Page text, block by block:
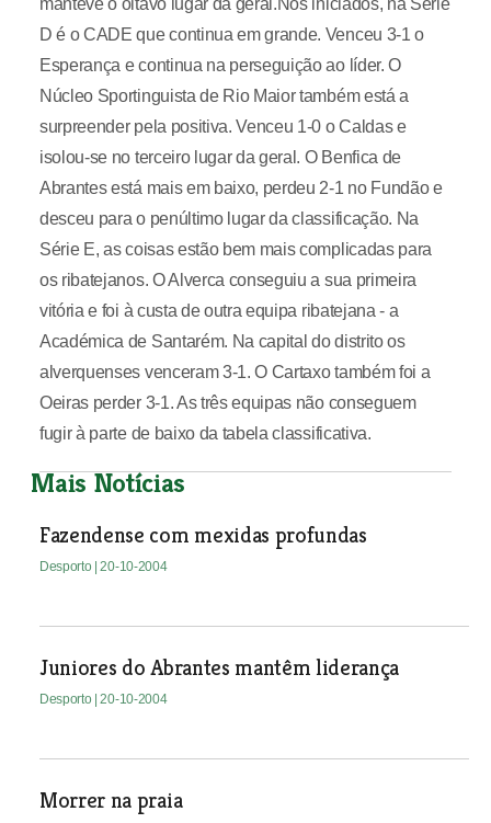
manteve o oitavo lugar da geral.Nos iniciados, na Série
D é o CADE que continua em grande. Venceu 3-1 o
Esperança e continua na perseguição ao líder. O
Núcleo Sportinguista de Rio Maior também está a
surpreender pela positiva. Venceu 1-0 o Caldas e
isolou-se no terceiro lugar da geral. O Benfica de
Abrantes está mais em baixo, perdeu 2-1 no Fundão e
desceu para o penúltimo lugar da classificação. Na
Série E, as coisas estão bem mais complicadas para
os ribatejanos. O Alverca conseguiu a sua primeira
vitória e foi à custa de outra equipa ribatejana - a
Académica de Santarém. Na capital do distrito os
alverquenses venceram 3-1. O Cartaxo também foi a
Oeiras perder 3-1. As três equipas não conseguem
fugir à parte de baixo da tabela classificativa.
Mais Notícias
Fazendense com mexidas profundas
Desporto | 20-10-2004
Juniores do Abrantes mantêm liderança
Desporto | 20-10-2004
Morrer na praia